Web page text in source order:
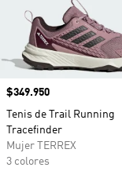
Precio
$349.950
Tenis de Trail Running
Tracefinder
Mujer TERREX
3 colores